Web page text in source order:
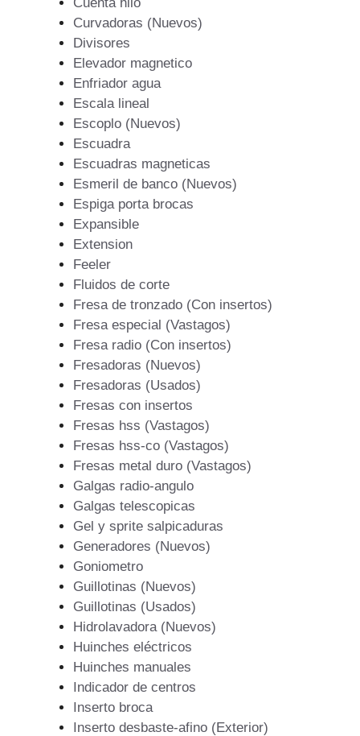
Curvadoras (Nuevos)
Divisores
Elevador magnetico
Enfriador agua
Escala lineal
Escoplo (Nuevos)
Escuadra
Escuadras magneticas
Esmeril de banco (Nuevos)
Espiga porta brocas
Expansible
Extension
Feeler
Fluidos de corte
Fresa de tronzado (Con insertos)
Fresa especial (Vastagos)
Fresa radio (Con insertos)
Fresadoras (Nuevos)
Fresadoras (Usados)
Fresas con insertos
Fresas hss (Vastagos)
Fresas hss-co (Vastagos)
Fresas metal duro (Vastagos)
Galgas radio-angulo
Galgas telescopicas
Gel y sprite salpicaduras
Generadores (Nuevos)
Goniometro
Guillotinas (Nuevos)
Guillotinas (Usados)
Hidrolavadora (Nuevos)
Huinches eléctricos
Huinches manuales
Indicador de centros
Inserto broca
Inserto desbaste-afino (Exterior)